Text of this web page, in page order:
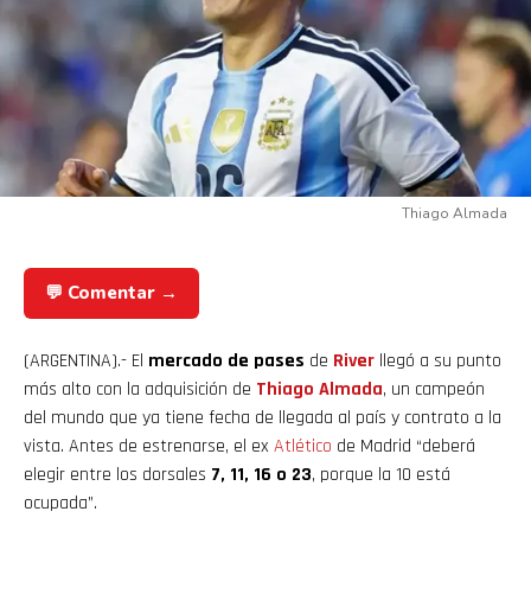
Thiago Almada
💬 Comentar →
(ARGENTINA).- El mercado de pases de River llegó a su punto
más alto con la adquisición de Thiago Almada, un campeón
del mundo que ya tiene fecha de llegada al país y contrato a la
vista. Antes de estrenarse, el ex Atlético de Madrid “deberá
elegir entre los dorsales 7, 11, 16 o 23, porque la 10 está
ocupada”.